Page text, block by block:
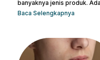
banyaknya jenis produk.
essence , dan masih banyak
serupa, terlepas dari
salah langkah, Nulook
mengenai...
Baca Selengkapnya